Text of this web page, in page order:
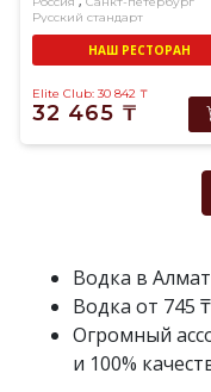
Русский стандарт
НАШ РЕСТОРАН
Elite Club: 30 842 ₸
32 465 ₸
Водка в
Водка от 745 ₸
Огромный
и 100%